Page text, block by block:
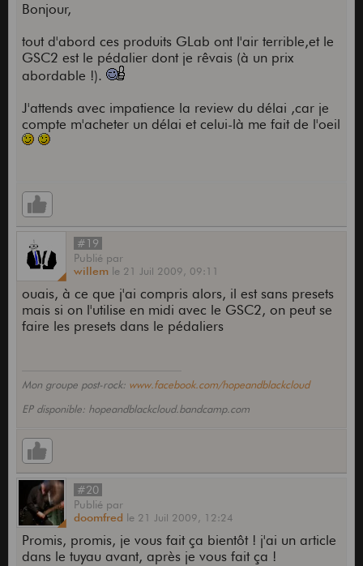
Bonjour,
tout d'abord ces produits GLab ont l'air terrible,et le
GSC2 est le pédalier dont je rêvais (à un prix
abordable !).
J'attends avec impatience la review du délai ,car je
compte m'acheter un délai et celui-là me fait de l'oeil
#19
Publié par
willem le 21 Juil 2009, 09:11
ouais, à ce que j'ai compris alors, il est sans presets
mais si on l'utilise en midi avec le GSC2, on peut se
faire les presets dans le pédaliers
Mon groupe post-rock: www.facebook.com/hopeandblackcloud
EP disponible: hopeandblackcloud.bandcamp.com
#20
Publié par
doomfred le 21 Juil 2009, 12:24
Promis, promis, je vous fait ça bientôt ! j'ai un article
dans le tuyau avant, après je vous fait ça !